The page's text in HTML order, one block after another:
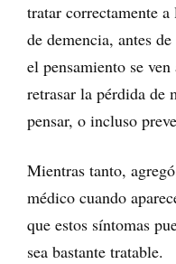
tratar correctamente a
de demencia, antes
el pensamiento se
retrasar la pérdida de
pensar, o incluso
Mientras tanto,
médico cuando
que estos síntomas
sea bastante tratable.